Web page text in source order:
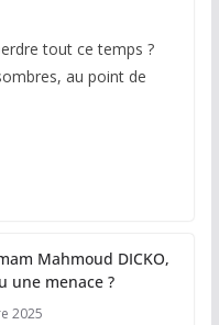
tout ce temps ?
au point de
Mahmoud DICKO,
une menace ?
2025